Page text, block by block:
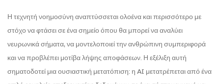
Η τεχνητή νοημοσύνη αναπτύσσεται ολοένα και περισσότερο με
στόχο να φτάσει σε ένα σημείο όπου θα μπορεί να αναλύει
νευρωνικά σήματα, να μοντελοποιεί την ανθρώπινη συμπεριφορά
και να προβλέπει μοτίβα λήψης αποφάσεων. Η εξέλιξη αυτή
σηματοδοτεί μια ουσιαστική μετατόπιση: η AI μετατρέπεται από ένα